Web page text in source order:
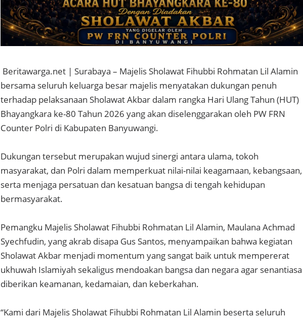
Beritawarga.net | Surabaya – Majelis Sholawat Fihubbi Rohmatan Lil Alamin
bersama seluruh keluarga besar majelis menyatakan dukungan penuh
terhadap pelaksanaan Sholawat Akbar dalam rangka Hari Ulang Tahun (HUT)
Bhayangkara ke-80 Tahun 2026 yang akan diselenggarakan oleh PW FRN
Counter Polri di Kabupaten Banyuwangi.
Dukungan tersebut merupakan wujud sinergi antara ulama, tokoh
masyarakat, dan Polri dalam memperkuat nilai-nilai keagamaan, kebangsaan,
serta menjaga persatuan dan kesatuan bangsa di tengah kehidupan
bermasyarakat.
Pemangku Majelis Sholawat Fihubbi Rohmatan Lil Alamin, Maulana Achmad
Syechfudin, yang akrab disapa Gus Santos, menyampaikan bahwa kegiatan
Sholawat Akbar menjadi momentum yang sangat baik untuk mempererat
ukhuwah Islamiyah sekaligus mendoakan bangsa dan negara agar senantiasa
diberikan keamanan, kedamaian, dan keberkahan.
“Kami dari Majelis Sholawat Fihubbi Rohmatan Lil Alamin beserta seluruh